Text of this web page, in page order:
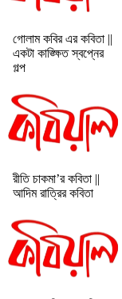
গোলাম কবির এর কবিতা ||
একটা কাঙ্ক্ষিত স্বপ্নের
গল্প
রীতি চাকমা’র কবিতা ||
আদিম রাত্রির কবিতা